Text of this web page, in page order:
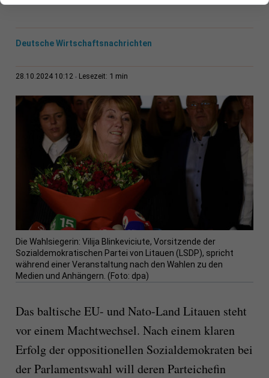
Deutsche Wirtschaftsnachrichten
28.10.2024 10:12 Lesezeit: 1 min
Die Wahlsiegerin: Vilija Blinkeviciute, Vorsitzende der
Sozialdemokratischen Partei von Litauen (LSDP), spricht
während einer Veranstaltung nach den Wahlen zu den
Medien und Anhängern. (Foto: dpa)
Das baltische EU- und Nato-Land Litauen steht
vor einem Machtwechsel. Nach einem klaren
Erfolg der oppositionellen Sozialdemokraten bei
der Parlamentswahl will deren Parteichefin